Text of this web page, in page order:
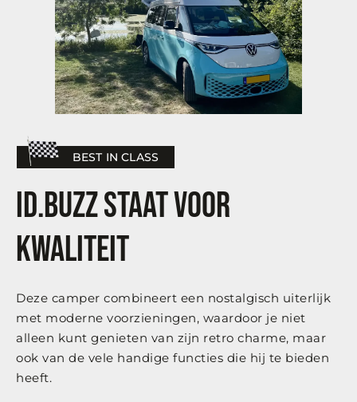
BEST IN CLASS
ID.buzz staat voor
kwaliteit
Deze camper combineert een nostalgisch uiterlijk
met moderne voorzieningen, waardoor je niet
alleen kunt genieten van zijn retro charme, maar
ook van de vele handige functies die hij te bieden
heeft.